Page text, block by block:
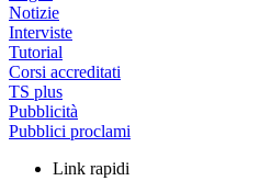
Notizie
Interviste
Tutorial
Corsi accreditati
TS plus
Pubblicità
Pubblici proclami
Link rapidi